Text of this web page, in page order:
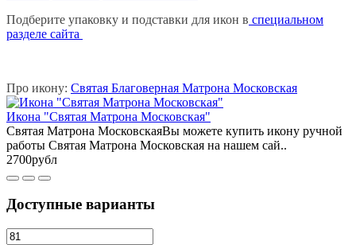
Подберите упаковку и подставки для икон в специальном
разделе сайта
Про икону: Святая Благоверная Матрона Московская
Икона "Святая Матрона Московская"
Святая Матрона МосковскаяВы можете купить икону ручной
работы Святая Матрона Московская на нашем сай..
2700рубл
Доступные варианты